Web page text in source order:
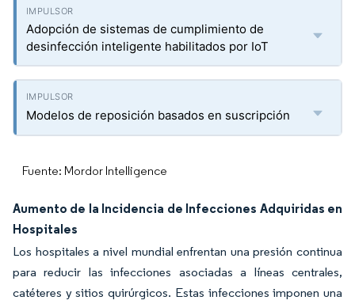
Adopción de sistemas de cumplimiento de
desinfección inteligente habilitados por IoT
Modelos de reposición basados en suscripción
Fuente: Mordor Intelligence
Aumento de la Incidencia de Infecciones Adquiridas en
Hospitales
Los hospitales a nivel mundial enfrentan una presión continua
para reducir las infecciones asociadas a líneas centrales,
catéteres y sitios quirúrgicos. Estas infecciones imponen una